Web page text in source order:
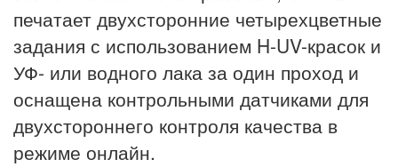
печатает двухсторонние четырехцветные
задания с использованием H-UV-красок и
УФ- или водного лака за один проход и
оснащена контрольными датчиками для
двухстороннего контроля качества в
режиме онлайн.